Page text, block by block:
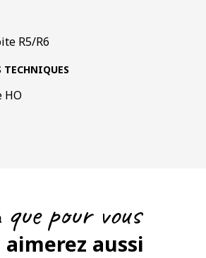
R5/R6
TECHNIQUES
HO
pour vous
aimerez aussi